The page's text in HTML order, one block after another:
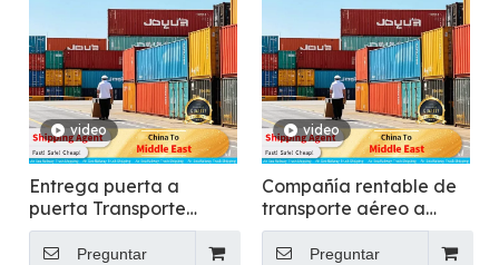
video
Entrega puerta a
puerta Transporte
marítimo de carga -
VolandoPreguntar
video
Compañía rentable de
transporte aéreo a
granel - Flying
Preguntar